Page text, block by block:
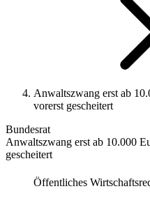
Anwaltszwang erst ab
vorerst gescheitert
Bundesrat
Anwaltszwang erst ab 10.000
gescheitert
Öffentliches